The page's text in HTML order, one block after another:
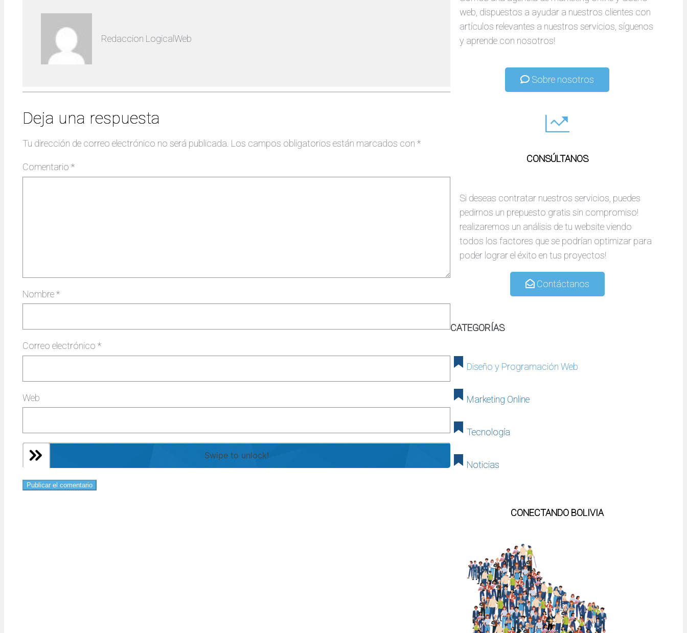
Redaccion LogicalWeb
Deja una respuesta
Tu dirección de correo electrónico no será publicada. Los campos obligatorios están marcados con *
Comentario *
Nombre*
Correo electrónico *
Web
Swipe to unlock!
web, dispuestos a ayudar a nuestros clientes con
artículos relevantes a nuestros servicios, síguenos
y aprende con nosotros!
Sobre nosotros
CONSÚLTANOS
Si deseas contratar nuestros servicios, puedes
pedirnos un prepuesto gratis sin compromiso!
realizaremos un análisis de tu website viendo
todos los factores que se podrían optimizar para
poder lograr el éxito en tus proyectos!
Contáctanos
CATEGORÍAS
Diseño y Programación Web
Marketing Online
Tecnología
Noticias
CONECTANDO BOLIVIA